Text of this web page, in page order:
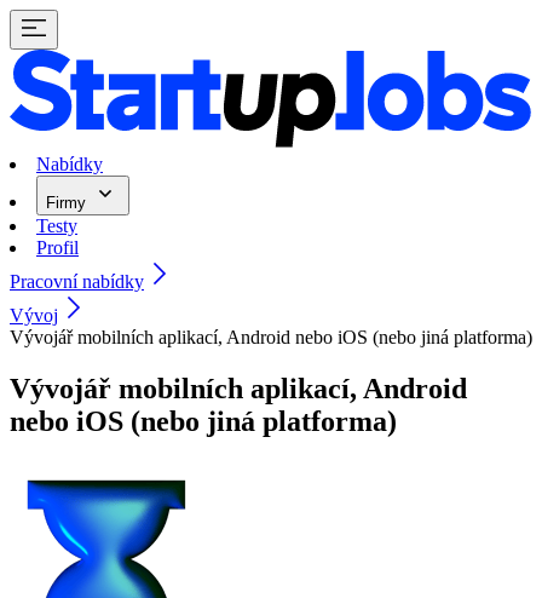
Nabídky
Firmy
Testy
Profil
Pracovní nabídky
Vývoj
Vývojář mobilních aplikací, Android nebo iOS (nebo jiná platforma)
Vývojář mobilních aplikací, Android
nebo iOS (nebo jiná platforma)